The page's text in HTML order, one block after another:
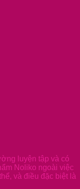
luyện tập và có
Noliko ngoài việc
và điều đặc biệt là